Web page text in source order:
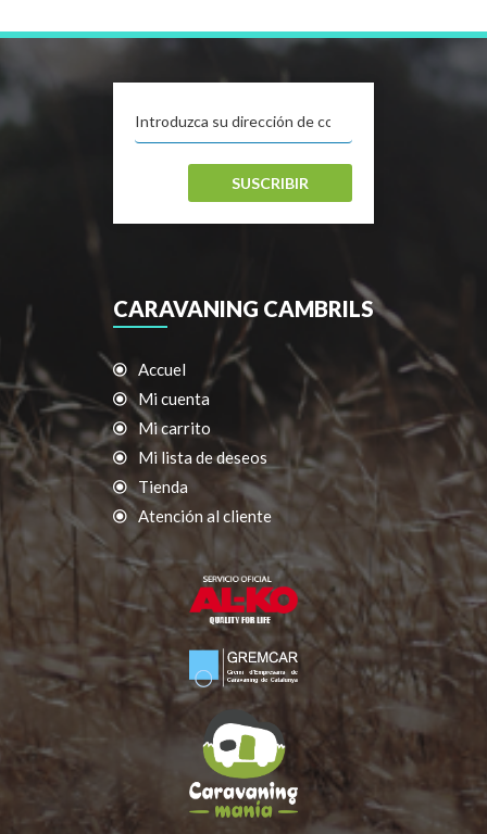
SUSCRIBIR
CARAVANING CAMBRILS
Accuel
Mi cuenta
Mi carrito
Mi lista de deseos
Tienda
Atención al cliente